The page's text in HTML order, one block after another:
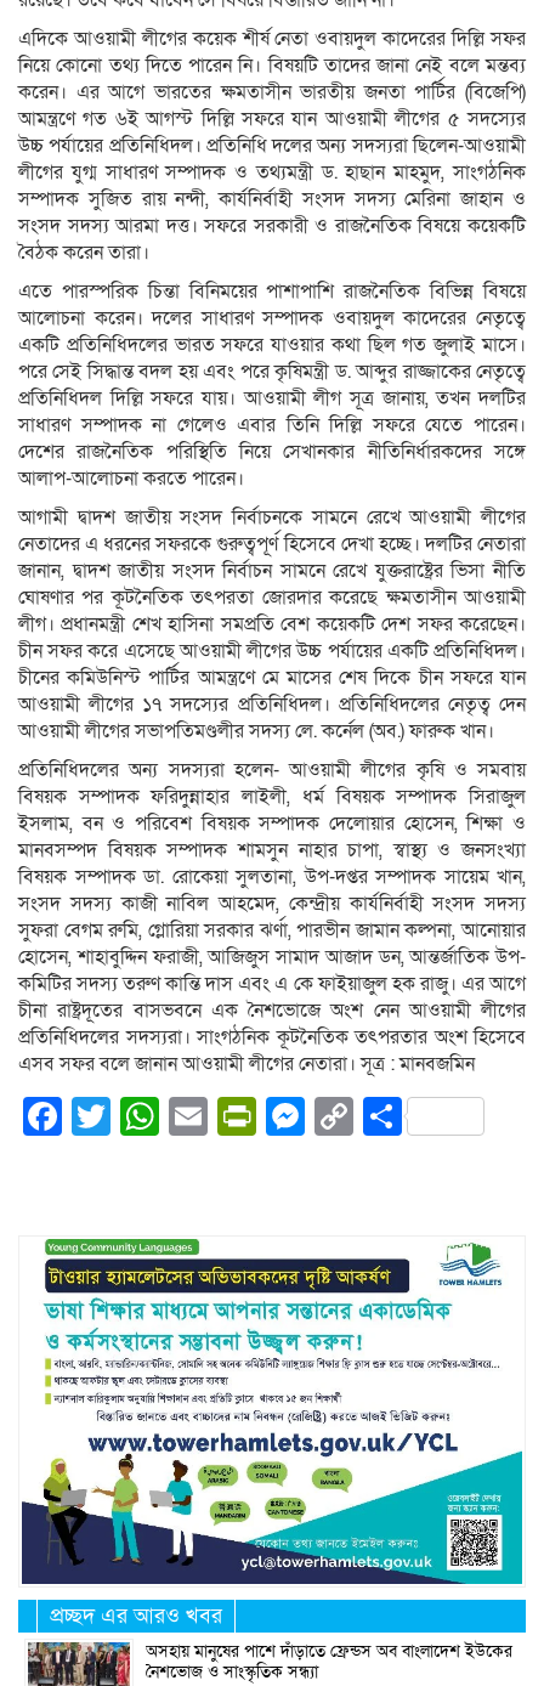
এদিকে আওয়ামী লীগের কয়েক শীর্ষ নেতা ওবায়দুল কাদেরের দিল্লি সফর
নিয়ে কোনো তথ্য দিতে পারেন নি। বিষয়টি তাদের জানা নেই বলে মন্তব্য
করেন। এর আগে ভারতের ক্ষমতাসীন ভারতীয় জনতা পার্টির (বিজেপি)
আমন্ত্রণে গত ৬ই আগস্ট দিল্লি সফরে যান আওয়ামী লীগের ৫ সদস্যের
উচ্চ পর্যায়ের প্রতিনিধিদল। প্রতিনিধি দলের অন্য সদস্যরা ছিলেন-আওয়ামী
লীগের যুগ্ম সাধারণ সম্পাদক ও তথ্যমন্ত্রী ড. হাছান মাহমুদ, সাংগঠনিক
সম্পাদক সুজিত রায় নন্দী, কার্যনির্বাহী সংসদ সদস্য মেরিনা জাহান ও
সংসদ সদস্য আরমা দত্ত। সফরে সরকারী ও রাজনৈতিক বিষয়ে কয়েকটি
বৈঠক করেন তারা।
এতে পারস্পরিক চিন্তা বিনিময়ের পাশাপাশি রাজনৈতিক বিভিন্ন বিষয়ে
আলোচনা করেন। দলের সাধারণ সম্পাদক ওবায়দুল কাদেরের নেতৃত্বে
একটি প্রতিনিধিদলের ভারত সফরে যাওয়ার কথা ছিল গত জুলাই মাসে।
পরে সেই সিদ্ধান্ত বদল হয় এবং পরে কৃষিমন্ত্রী ড. আব্দুর রাজ্জাকের নেতৃত্বে
প্রতিনিধিদল দিল্লি সফরে যায়। আওয়ামী লীগ সূত্র জানায়, তখন দলটির
সাধারণ সম্পাদক না গেলেও এবার তিনি দিল্লি সফরে যেতে পারেন।
দেশের রাজনৈতিক পরিস্থিতি নিয়ে সেখানকার নীতিনির্ধারকদের সঙ্গে
আলাপ-আলোচনা করতে পারেন।
আগামী দ্বাদশ জাতীয় সংসদ নির্বাচনকে সামনে রেখে আওয়ামী লীগের
নেতাদের এ ধরনের সফরকে গুরুত্বপূর্ণ হিসেবে দেখা হচ্ছে। দলটির নেতারা
জানান, দ্বাদশ জাতীয় সংসদ নির্বাচন সামনে রেখে যুক্তরাষ্ট্রের ভিসা নীতি
ঘোষণার পর কূটনৈতিক তৎপরতা জোরদার করেছে ক্ষমতাসীন আওয়ামী
লীগ। প্রধানমন্ত্রী শেখ হাসিনা সমপ্রতি বেশ কয়েকটি দেশ সফর করেছেন।
চীন সফর করে এসেছে আওয়ামী লীগের উচ্চ পর্যায়ের একটি প্রতিনিধিদল।
চীনের কমিউনিস্ট পার্টির আমন্ত্রণে মে মাসের শেষ দিকে চীন সফরে যান
আওয়ামী লীগের ১৭ সদস্যের প্রতিনিধিদল। প্রতিনিধিদলের নেতৃত্ব দেন
আওয়ামী লীগের সভাপতিমণ্ডলীর সদস্য লে. কর্নেল (অব.) ফারুক খান।
প্রতিনিধিদলের অন্য সদস্যরা হলেন- আওয়ামী লীগের কৃষি ও সমবায়
বিষয়ক সম্পাদক ফরিদুন্নাহার লাইলী, ধর্ম বিষয়ক সম্পাদক সিরাজুল
ইসলাম, বন ও পরিবেশ বিষয়ক সম্পাদক দেলোয়ার হোসেন, শিক্ষা ও
মানবসম্পদ বিষয়ক সম্পাদক শামসুন নাহার চাপা, স্বাস্থ্য ও জনসংখ্যা
বিষয়ক সম্পাদক ডা. রোকেয়া সুলতানা, উপ-দপ্তর সম্পাদক সায়েম খান,
সংসদ সদস্য কাজী নাবিল আহমেদ, কেন্দ্রীয় কার্যনির্বাহী সংসদ সদস্য
সুফরা বেগম রুমি, গ্লোরিয়া সরকার ঝর্ণা, পারভীন জামান কল্পনা, আনোয়ার
হোসেন, শাহাবুদ্দিন ফরাজী, আজিজুস সামাদ আজাদ ডন, আন্তর্জাতিক উপ-
কমিটির সদস্য তরুণ কান্তি দাস এবং এ কে ফাইয়াজুল হক রাজু। এর আগে
চীনা রাষ্ট্রদূতের বাসভবনে এক নৈশভোজে অংশ নেন আওয়ামী লীগের
প্রতিনিধিদলের সদস্যরা। সাংগঠনিক কূটনৈতিক তৎপরতার অংশ হিসেবে
এসব সফর বলে জানান আওয়ামী লীগের নেতারা। সূত্র : মানবজমিন
Facebook
Twitter
WhatsApp
EmailPrintFriendly
Messenger
CopyShare
প্রচ্ছদ এর আরও খবর
অসহায় মানুষের পাশে দাঁড়াতে ফ্রেন্ডস অব বাংলাদেশ ইউকের
নৈশভোজ ও সাংস্কৃতিক সন্ধ্যা